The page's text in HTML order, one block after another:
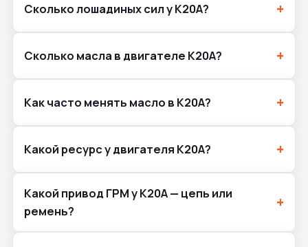
Сколько лошадиных сил у K20A?
Сколько масла в двигателе K20A?
Как часто менять масло в K20A?
Какой ресурс у двигателя K20A?
Какой привод ГРМ у K20A — цепь или
ремень?